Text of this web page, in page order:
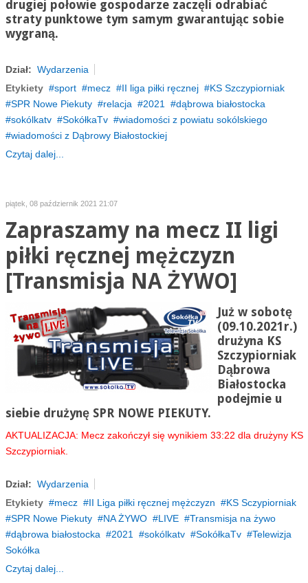
drugiej połowie gospodarze zaczęli odrabiać
straty punktowe tym samym gwarantując sobie
wygraną.
Dział: Wydarzenia
Etykiety
sport mecz II liga piłki ręcznej
KS Szczypiorniak
SPR Nowe Piekuty
relacja 2021
dąbrowa białostocka
sokólkatv
SokółkaTv
wiadomości z powiatu sokólskiego
wiadomości z Dąbrowy Białostockiej
Czytaj dalej...
piątek, 08 październik 2021 21:07
Zapraszamy na mecz II ligi
piłki ręcznej mężczyzn
[Transmisja NA ŻYWO]
Już w sobotę
(09.10.2021r.)
drużyna KS
Szczypiorniak
Dąbrowa
Białostocka
podejmie u
siebie drużynę SPR NOWE PIEKUTY.
AKTUALIZACJA: Mecz zakończył się wynikiem 33:22 dla drużyny KS
Szczypiorniak.
Dział: Wydarzenia
Etykiety
mecz II Liga piłki ręcznej mężczyzn
KS Sczypiorniak
SPR Nowe Piekuty
NA ŻYWO LIVE
Transmisja na żywo
dąbrowa białostocka
2021 sokólkatv SokółkaTv
Telewizja
Sokółka
Czytaj dalej...